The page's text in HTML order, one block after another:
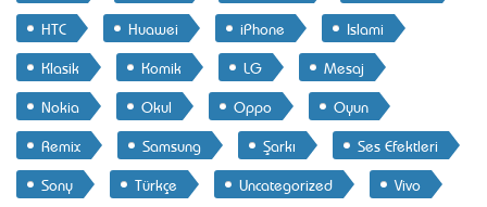
HTC
Huawei iPhone
Islami
Klasik
Komik LG
Mesaj
Nokia
Okul Oppo
Oyun
Remix
Samsung Şarkı
Ses Efektleri
Sony
Türkçe Uncategorized Vivo